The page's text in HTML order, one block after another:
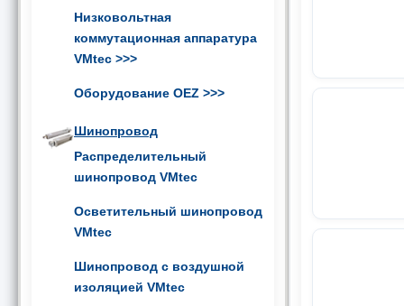
Низковольтная
коммутационная аппаратура
VMtec >>>
Оборудование OEZ >>>
Шинопровод
Распределительный
шинопровод VMtec
Осветительный шинопровод
VMtec
Шинопровод с воздушной
изоляцией VMtec